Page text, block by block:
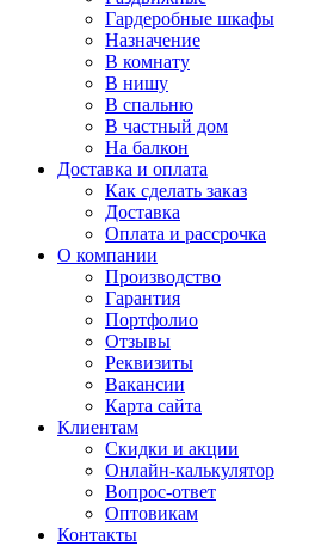
Гардеробные шкафы
Назначение
В комнату
В нишу
В спальню
В частный дом
На балкон
Доставка и оплата
Как сделать заказ
Доставка
Оплата и рассрочка
О компании
Производство
Гарантия
Портфолио
Отзывы
Реквизиты
Вакансии
Карта сайта
Клиентам
Скидки и акции
Онлайн-калькулятор
Вопрос-ответ
Оптовикам
Контакты